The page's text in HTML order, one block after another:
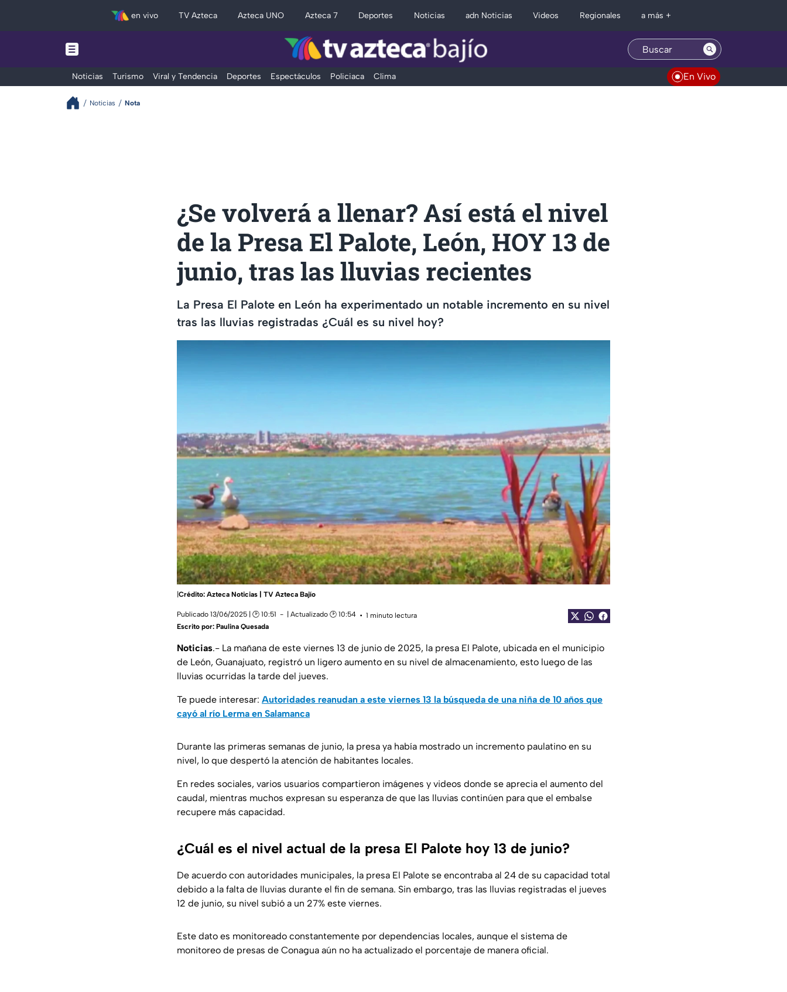
en vivo TV Azteca Azteca UNO Azteca 7 Deportes Noticias adn Noticias Videos Regionales a más +
Noticias Turismo Viral y Tendencia Deportes Espectáculos Policiaca Clima En Vivo
Noticias Nota
¿Se volverá a llenar? Así está el nivel
de la Presa El Palote, León, HOY 13 de
junio, tras las lluvias recientes
La Presa El Palote en León ha experimentado un notable incremento en su nivel
tras las lluvias registradas ¿Cuál es su nivel hoy?
Crédito: Azteca Noticias | TV Azteca Bajío
Publicado 13/06/2025 | 🕑 10:51 | Actualizado 🕑 10:54
1 minuto lectura
Escrito por: Paulina Quesada
Noticias.- La mañana de este viernes 13 de junio de 2025, la presa El Palote, ubicada en el municipio
de León, Guanajuato, registró un ligero aumento en su nivel de almacenamiento, esto luego de las
lluvias ocurridas la tarde del jueves.
Te puede interesar: Autoridades reanudan a este viernes 13 la búsqueda de una niña de 10 años que
cayó al río Lerma en Salamanca
Durante las primeras semanas de junio, la presa ya había mostrado un incremento paulatino en su
nivel, lo que despertó la atención de habitantes locales.
En redes sociales, varios usuarios compartieron imágenes y videos donde se aprecia el aumento del
caudal, mientras muchos expresan su esperanza de que las lluvias continúen para que el embalse
recupere más capacidad.
¿Cuál es el nivel actual de la presa El Palote hoy 13 de junio?
De acuerdo con autoridades municipales, la presa El Palote se encontraba al 24 de su capacidad total
debido a la falta de lluvias durante el fin de semana. Sin embargo, tras las lluvias registradas el jueves
12 de junio, su nivel subió a un 27% este viernes.
Este dato es monitoreado constantemente por dependencias locales, aunque el sistema de
monitoreo de presas de Conagua aún no ha actualizado el porcentaje de manera oficial.